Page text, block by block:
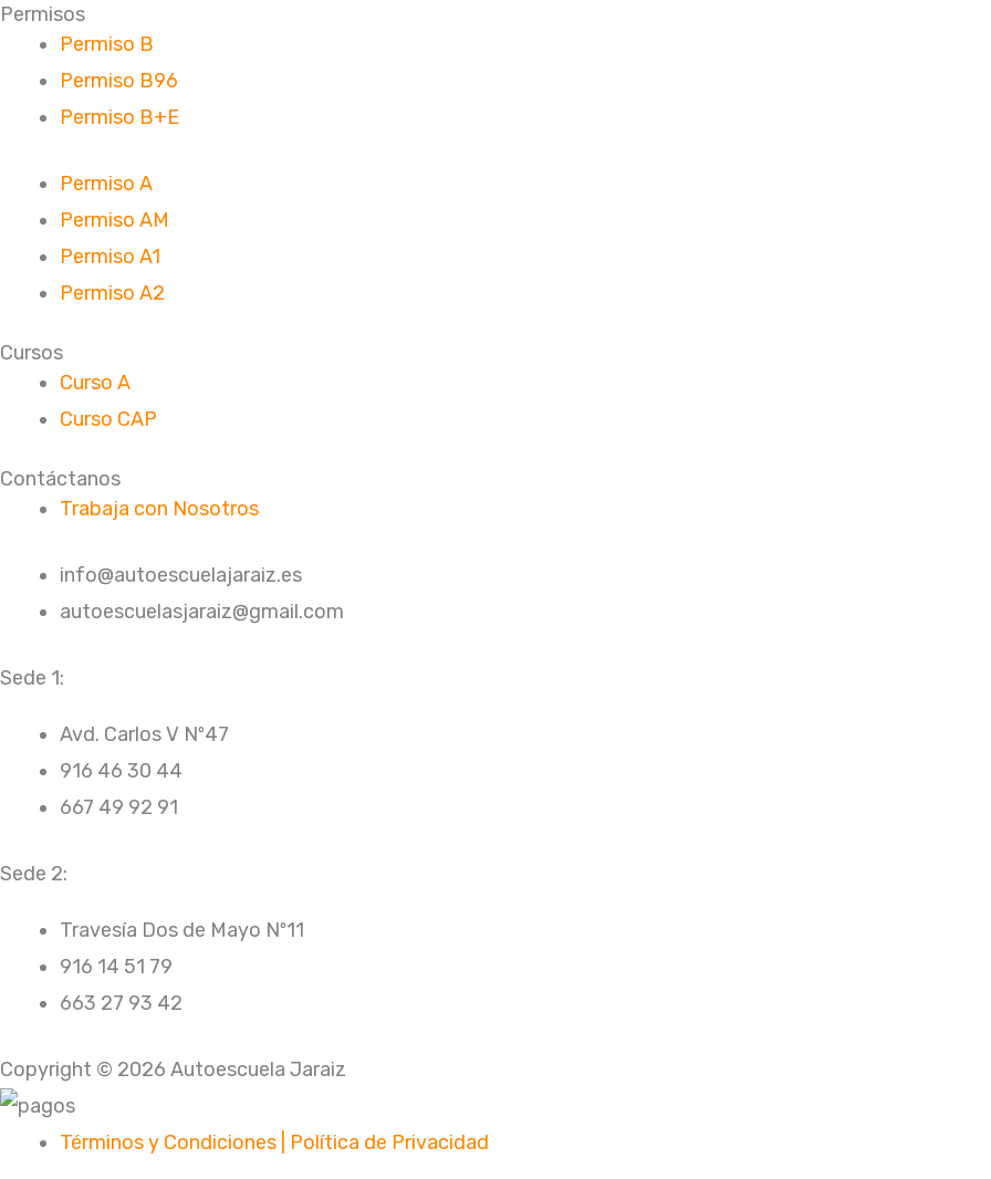
Permisos
Permiso B
Permiso B96
Permiso B+E
Permiso A
Permiso AM
Permiso A1
Permiso A2
Cursos
Curso A
Curso CAP
Contáctanos
Trabaja con Nosotros
info@autoescuelajaraiz.es
autoescuelasjaraiz@gmail.com
Sede 1:
Avd. Carlos V Nº47
916 46 30 44
667 49 92 91
Sede 2:
Travesía Dos de Mayo Nº11
916 14 51 79
663 27 93 42
Copyright © 2026 Autoescuela Jaraiz
Términos y Condiciones | Política de Privacidad